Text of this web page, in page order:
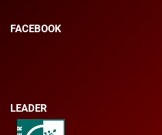
FACEBOOK
LEADER